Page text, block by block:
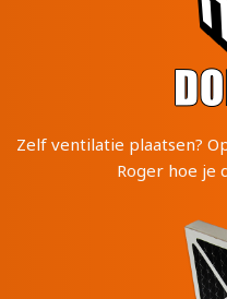
Zelf ventilatie plaatsen?
Roger hoe je